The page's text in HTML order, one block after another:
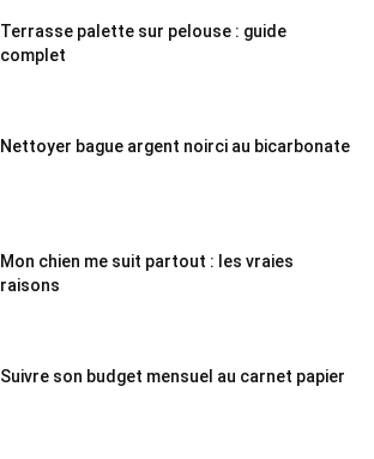
Terrasse palette sur pelouse : guide
complet
Nettoyer bague argent noirci au bicarbonate
Mon chien me suit partout : les vraies
raisons
Suivre son budget mensuel au carnet papier